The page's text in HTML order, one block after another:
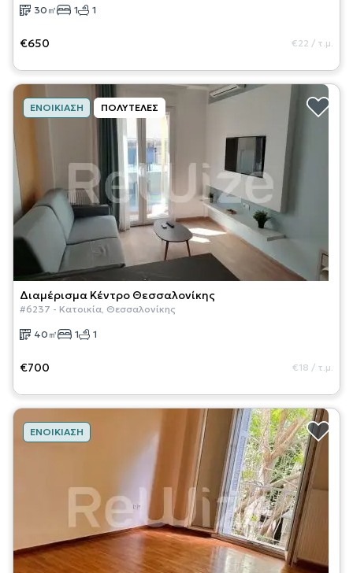
30 ㎡ 1 1
€650 €22 / τ.μ.
ΕΝΟΙΚΊΑΣΗ ΠΟΛΥΤΕΛΈΣ
Διαμέρισμα Κέντρο Θεσσαλονίκης
#6237 - Κατοικία, Θεσσαλονίκης
40 ㎡ 1 1
€700 €18 / τ.μ.
ΕΝΟΙΚΊΑΣΗ